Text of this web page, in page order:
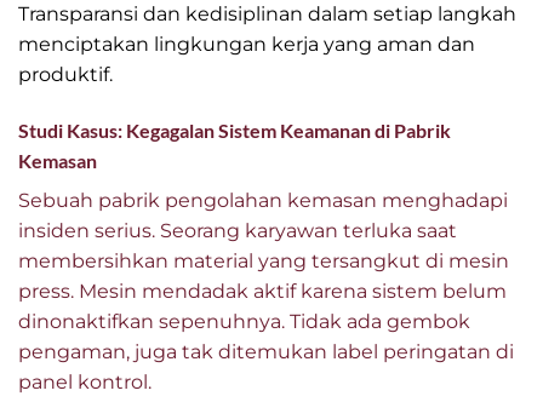
Transparansi dan kedisiplinan dalam setiap langkah
menciptakan lingkungan kerja yang aman dan
produktif.
Studi Kasus: Kegagalan Sistem Keamanan di Pabrik
Kemasan
Sebuah pabrik pengolahan kemasan menghadapi
insiden serius. Seorang karyawan terluka saat
membersihkan material yang tersangkut di mesin
press. Mesin mendadak aktif karena sistem belum
dinonaktifkan sepenuhnya. Tidak ada gembok
pengaman, juga tak ditemukan label peringatan di
panel kontrol.